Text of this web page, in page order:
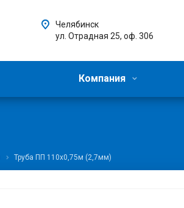
Челябинск
ул. Отрадная 25, оф. 306
Компания
Труба ПП 110х0,75м (2,7мм)